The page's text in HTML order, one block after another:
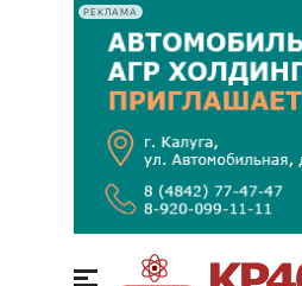
РЕКЛАМА